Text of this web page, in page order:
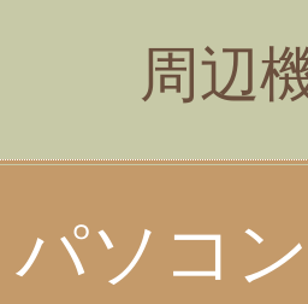
周辺
パソコ